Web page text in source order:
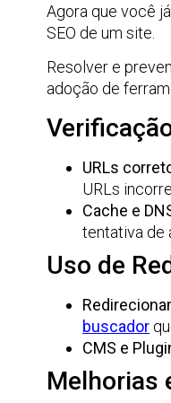
Agora que você
SEO de um site.
Resolver e
adoção de
URLs
URLs
Cache e
tentativa de
Uso de
buscador
CMS e
Melhorias